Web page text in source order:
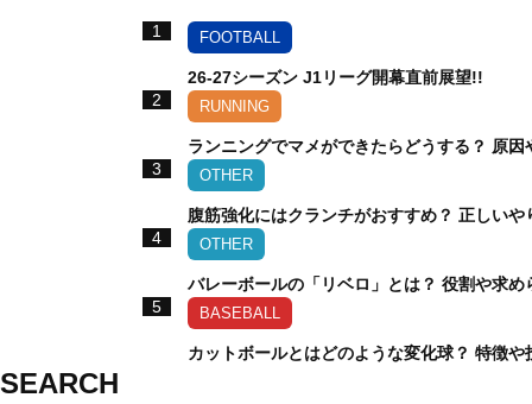
1 FOOTBALL
26-27シーズン J1リーグ開幕直前展望!!
2
RUNNING
ランニングでマメができたらどうする？ 原
3
OTHER
腹筋強化にはクランチがおすすめ？ 正しいや
4
OTHER
バレーボールの「リベロ」とは？ 役割や求め
5
BASEBALL
カットボールとはどのような変化球？ 特徴
SEARCH